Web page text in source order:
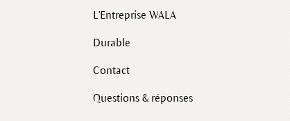
L'Entreprise WALA
Durable
Contact
Questions & réponses